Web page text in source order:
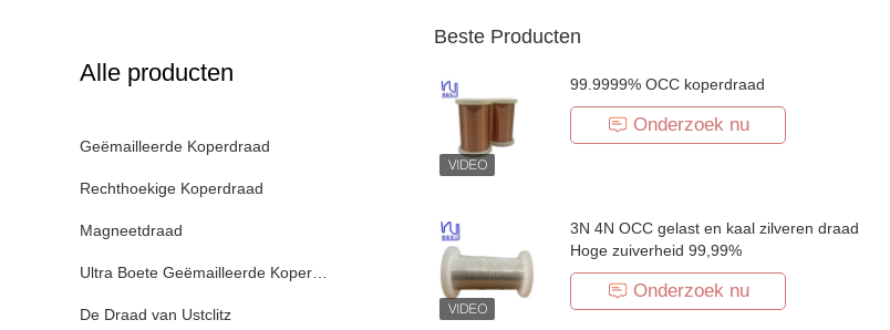
Alle producten
Geëmailleerde Koperdraad
Rechthoekige Koperdraad
Magneetdraad
Ultra Boete Geëmailleerde Koperdraad
De Draad van Ustclitz
Beste Producten
99.9999% OCC koperdraad
Onderzoek nu
3N 4N OCC gelast en kaal zilveren draad
Hoge zuiverheid 99,99%
Onderzoek nu